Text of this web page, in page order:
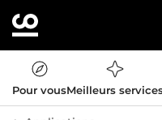
Pour vousMeilleurs